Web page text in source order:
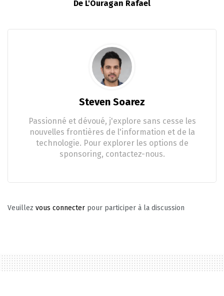
De L'Ouragan Rafael
Steven Soarez
Passionné et dévoué, j'explore sans cesse les
nouvelles frontières de l'information et de la
technologie. Pour explorer les options de
sponsoring, contactez-nous.
Veuillez vous connecter pour participer à la discussion